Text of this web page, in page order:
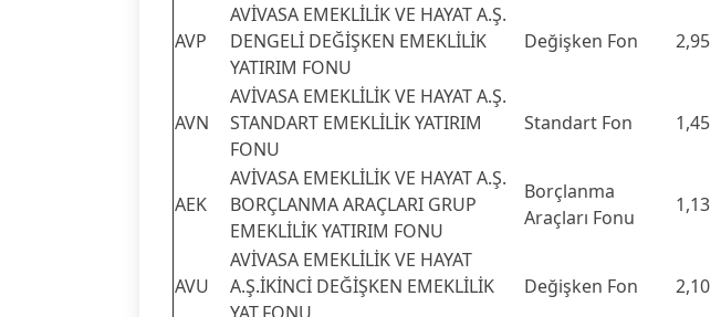
AVP
AVİVASA EMEKLİLİK VE HAYAT A.Ş.
DENGELİ DEĞİŞKEN EMEKLİLİK
YATIRIM FONU
Değişken Fon 2,95
AVN
AVİVASA EMEKLİLİK VE HAYAT A.Ş.
STANDART EMEKLİLİK YATIRIM
FONU
Standart Fon 1,45
AEK
AVİVASA EMEKLİLİK VE HAYAT A.Ş.
BORÇLANMA ARAÇLARI GRUP
EMEKLİLİK YATIRIM FONU
Borçlanma
Araçları Fonu
1,13
AVU
AVİVASA EMEKLİLİK VE HAYAT
A.Ş.İKİNCİ DEĞİŞKEN EMEKLİLİK
Değişken Fon 2,10